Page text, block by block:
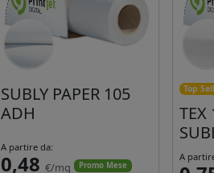
SUBLY PAPER 105
ADH
A partire da:
0,48 €/mq Promo Mese
Top
TEX
A